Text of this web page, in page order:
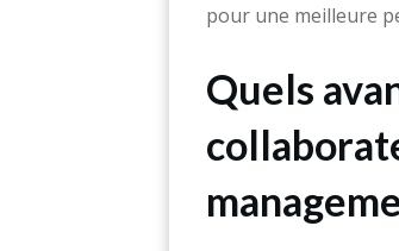
pour une meilleure
Quels